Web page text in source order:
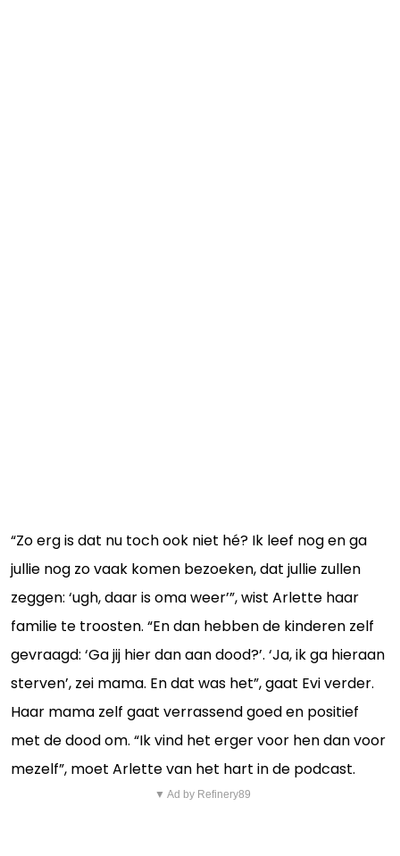
“Zo erg is dat nu toch ook niet hé? Ik leef nog en ga
jullie nog zo vaak komen bezoeken, dat jullie zullen
zeggen: ‘ugh, daar is oma weer’”, wist Arlette haar
familie te troosten. “En dan hebben de kinderen zelf
gevraagd: ‘Ga jij hier dan aan dood?’. ‘Ja, ik ga hieraan
sterven’, zei mama. En dat was het”, gaat Evi verder.
Haar mama zelf gaat verrassend goed en positief
met de dood om. “Ik vind het erger voor hen dan voor
mezelf”, moet Arlette van het hart in de podcast.
▼ Ad by Refinery89